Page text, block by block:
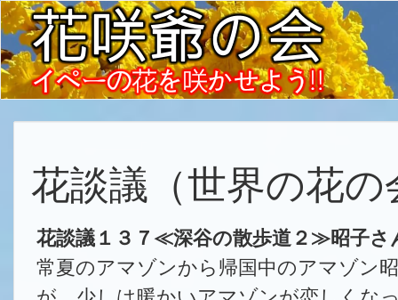
花談議（世界の花の
花談議１３７≪深谷の散歩道２≫昭子さ
常夏のアマゾンから帰国中のアマゾン